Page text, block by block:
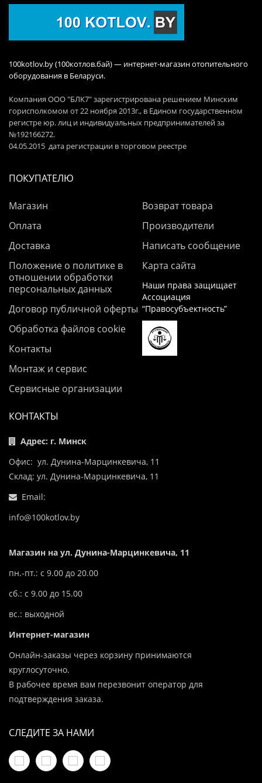
100kotlov.by (100котлов.бай) — интернет-магазин отопительного
оборудования в Беларуси.
Компания ООО "БЛК7" зарегистрирована решением Минским
горисполкомом от 22 ноября 2013г., в Едином государственном
регистре юр. лиц и индивидуальных предпринимателей за
№192166272.
04.05.2015 дата регистрации в торговом реестре
ПОКУПАТЕЛЮ
Магазин
Оплата
Доставка
Положение о политике в
отношении обработки
персональных данных
Договор публичной оферты
Обработка файлов cookie
Контакты
Монтаж и сервис
Сервисные организации
Возврат товара
Производители
Написать сообщение
Карта сайта
Наши права защищает
Ассоциация
“Правосубъектность”
КОНТАКТЫ
Адрес: г. Минск
Офис: ул. Дунина-Марцинкевича, 11
Склад: ул. Дунина-Марцинкевича, 11
Email:
info@100kotlov.by
Магазин на ул. Дунина-Марцинкевича, 11
пн.-пт.: с 9.00 до 20.00
сб.: с 9.00 до 15.00
вс.: выходной
Интернет-магазин
Онлайн-заказы через корзину принимаются
круглосуточно.
В рабочее время вам перезвонит оператор для
подтверждения заказа.
СЛЕДИТЕ ЗА НАМИ